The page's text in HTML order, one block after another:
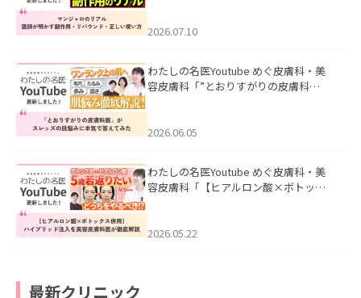
た。
2026.07.10
わたしの名医Youtube めぐ皮膚科・美
容皮膚科「”とおりすがりの皮膚科
2026.06.05
わたしの名医Youtube めぐ皮膚科・美
容皮膚科「【ヒアルロン酸×ボトック
た。
2026.05.22
最新クリニック